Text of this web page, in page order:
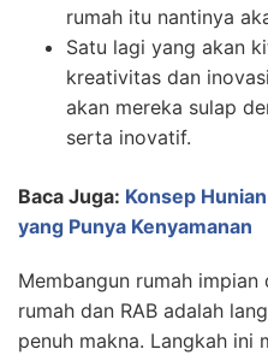
rumah itu nantinya
Satu lagi yang akan
kreativitas dan
akan mereka sulap
serta inovatif.
Baca Juga: Konsep
yang Punya Kenyamanan
Membangun rumah
rumah dan RAB adalah
penuh makna. Langkah ini